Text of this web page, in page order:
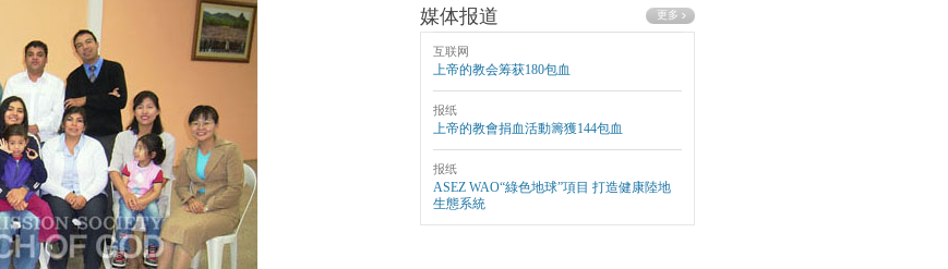
媒体报道
互联网
上帝的教会筹获180包血
报纸
上帝的教會捐血活動籌獲144包血
报纸
ASEZ WAO“綠色地球”項目 打造健康陸地
生態系統